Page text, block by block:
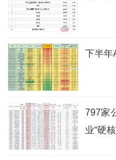
下半年
797家
业“硬